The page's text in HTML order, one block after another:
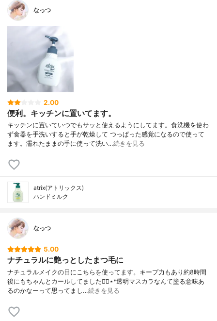
なっつ
2.00
便利。キッチンに置いてます。
キッチンに置いていつでもサッと使えるようにしてます。食洗機を使わ
ず食器を手洗いすると手が乾燥して つっぱった感覚になるので使って
ます。濡れたままの手に使って洗い…続きを見る
atrix(アトリックス)
ハンドミルク
なっつ
5.00
ナチュラルに艶っとしたまつ毛に
ナチュラルメイクの日にこちらを使ってます。キープ力もあり約8時間
後にもちゃんとカールしてました◡̈⃝︎⋆︎*透明マスカラなんて塗る意味あ
るのかなーって思ってまし…続きを見る